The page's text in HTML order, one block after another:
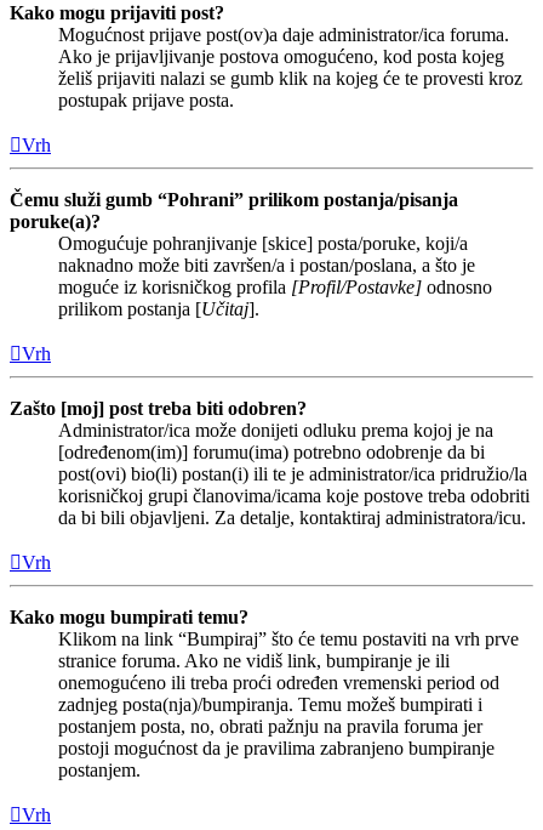
Kako mogu prijaviti post?
Mogućnost prijave post(ov)a daje administrator/ica foruma.
Ako je prijavljivanje postova omogućeno, kod posta kojeg
želiš prijaviti nalazi se gumb klik na kojeg će te provesti kroz
postupak prijave posta.
Vrh
Čemu služi gumb “Pohrani” prilikom postanja/pisanja
poruke(a)?
Omogućuje pohranjivanje [skice] posta/poruke, koji/a
naknadno može biti završen/a i postan/poslana, a što je
moguće iz korisničkog profila [Profil/Postavke] odnosno
prilikom postanja [Učitaj].
Vrh
Zašto [moj] post treba biti odobren?
Administrator/ica može donijeti odluku prema kojoj je na
[određenom(im)] forumu(ima) potrebno odobrenje da bi
post(ovi) bio(li) postan(i) ili te je administrator/ica pridružio/la
korisničkoj grupi članovima/icama koje postove treba odobriti
da bi bili objavljeni. Za detalje, kontaktiraj administratora/icu.
Vrh
Kako mogu bumpirati temu?
Klikom na link “Bumpiraj” što će temu postaviti na vrh prve
stranice foruma. Ako ne vidiš link, bumpiranje je ili
onemogućeno ili treba proći određen vremenski period od
zadnjeg posta(nja)/bumpiranja. Temu možeš bumpirati i
postanjem posta, no, obrati pažnju na pravila foruma jer
postoji mogućnost da je pravilima zabranjeno bumpiranje
postanjem.
Vrh